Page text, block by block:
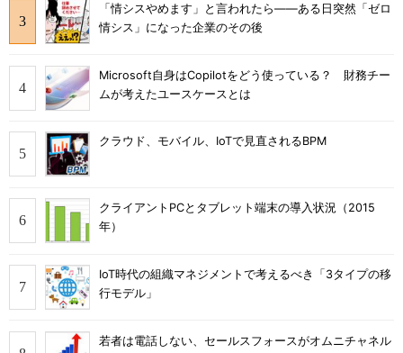
「情シスやめます」と言われたら――ある日突然「ゼロ
情シス」になった企業のその後
Microsoft自身はCopilotをどう使っている？ 財務チー
ムが考えたユースケースとは
クラウド、モバイル、IoTで見直されるBPM
クライアントPCとタブレット端末の導入状況（2015
年）
IoT時代の組織マネジメントで考えるべき「3タイプの移
行モデル」
若者は電話しない、セールスフォースがオムニチャネル